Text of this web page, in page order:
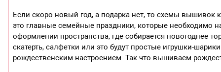
Если скоро новый год, а подарка нет, то схемы вышивок
это главные семейные праздники, которые необходимо
оформлении пространства, где собирается новогоднее
скатерть, салфетки или это будут простые игрушки-
рождественским настроением. Так что вышиваем